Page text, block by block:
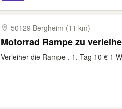
50129 Bergheim (11 km)
Motorrad Rampe zu
Verleiher die Rampe . 1. Tag 10 € 1